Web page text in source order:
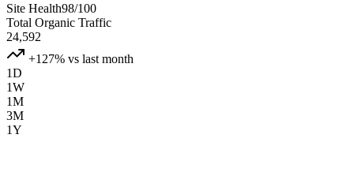
Site Health98/100
Total Organic Traffic
24,592
+127% vs last month
1D
1W
1M
3M
1Y